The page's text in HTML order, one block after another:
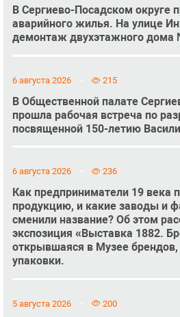
В Сергиево-Посадском округе
аварийного жилья. На улице
демонтаж двухэтажного
6 августа 2026 215
В Общественной палате
прошла рабочая встреча по
посвященной 150-летию
6 августа 2026 236
Как предприниматели 19 века
продукцию, и какие заводы и
сменили название? Об этом
экспозиция «Выставка 1882.
открывшаяся в Музее брендов,
упаковки.
5 августа 2026 200